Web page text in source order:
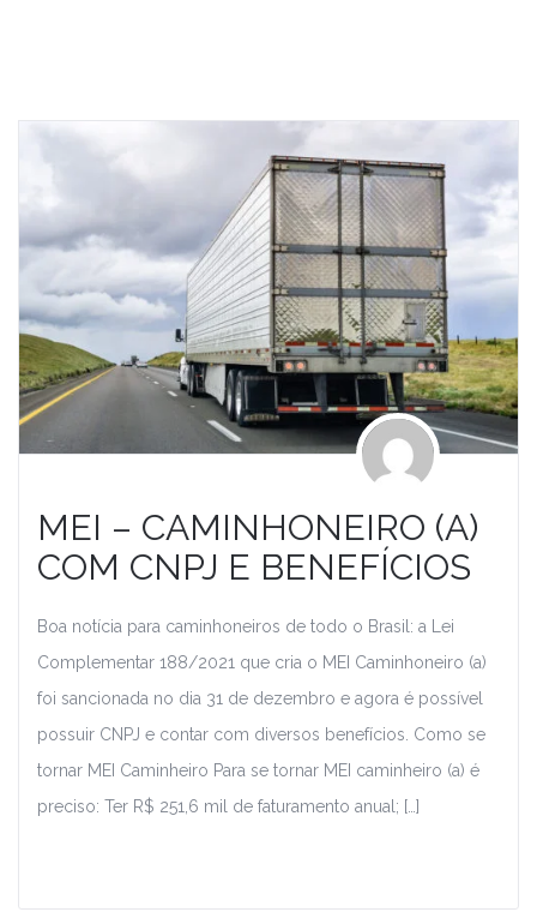
MEI – CAMINHONEIRO (A)
COM CNPJ E BENEFÍCIOS
Boa notícia para caminhoneiros de todo o Brasil: a Lei
Complementar 188/2021 que cria o MEI Caminhoneiro (a)
foi sancionada no dia 31 de dezembro e agora é possível
possuir CNPJ e contar com diversos benefícios. Como se
tornar MEI Caminheiro Para se tornar MEI caminheiro (a) é
preciso: Ter R$ 251,6 mil de faturamento anual; […]